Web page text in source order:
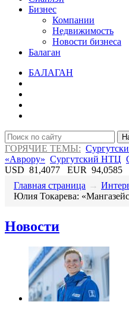
Бизнес
Компании
Недвижимость
Новости бизнеса
Балаган
БАЛАГАН
ГОРЯЧИЕ ТЕМЫ:
«Аврору» Сургутский НТЦ
USD 81,4077 EUR 94,0585
Главная страница →
​Юлия Токарева:
Новости